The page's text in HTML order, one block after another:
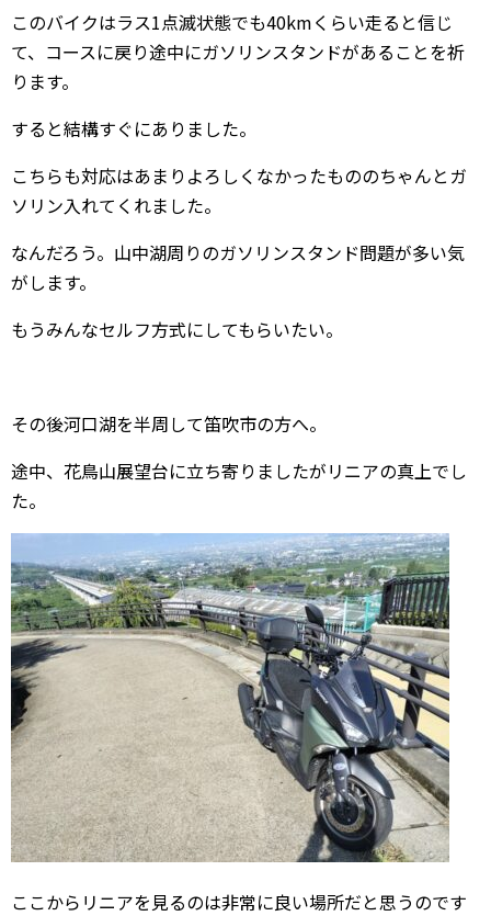
このバイクはラス1点滅状態でも40kmくらい走ると信じ
て、コースに戻り途中にガソリンスタンドがあることを祈
ります。
すると結構すぐにありました。
こちらも対応はあまりよろしくなかったもののちゃんとガ
ソリン入れてくれました。
なんだろう。山中湖周りのガソリンスタンド問題が多い気
がします。
もうみんなセルフ方式にしてもらいたい。
その後河口湖を半周して笛吹市の方へ。
途中、花鳥山展望台に立ち寄りましたがリニアの真上でし
た。
ここからリニアを見るのは非常に良い場所だと思うのです